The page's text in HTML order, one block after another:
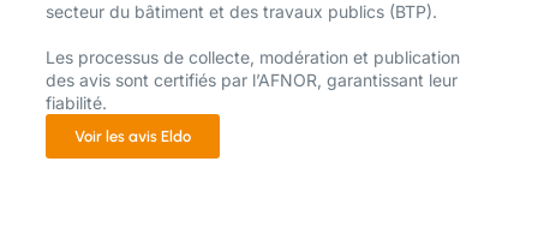
secteur du bâtiment et des travaux publics (BTP).
Les processus de collecte, modération et publication
des avis sont certifiés par l’AFNOR, garantissant leur
fiabilité.
Voir les avis Eldo